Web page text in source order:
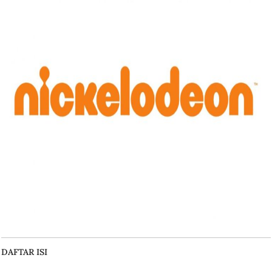
DAFTAR ISI